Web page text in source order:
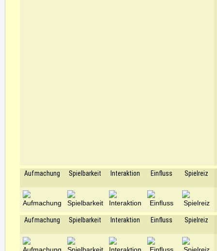
Aufmachung Spielbarkeit Interaktion Einfluss Spielreiz
Aufmachung Spielbarkeit Interaktion Einfluss Spielreiz